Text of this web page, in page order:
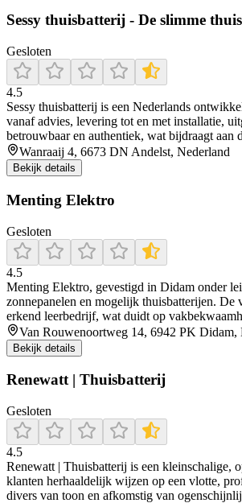
Sessy thuisbatterij - De slimme
Gesloten
4.5
Sessy thuisbatterij is een Nederlands
vanaf advies, levering tot en met installatie,
betrouwbaar en authentiek, wat bijdraagt aan
Wanraaij 4, 6673 DN Andelst, Nederland
Bekijk details
Menting Elektro
Gesloten
4.5
Menting Elektro, gevestigd in Didam onder
zonnepanelen en mogelijk thuisbatterijen.
erkend leerbedrijf, wat duidt op
Van Rouwenoortweg 14, 6942 PK Didam,
Bekijk details
Renewatt | Thuisbatterij
Gesloten
4.5
Renewatt | Thuisbatterij is een kleinschalige,
klanten herhaaldelijk wijzen op een vlotte,
divers van toon en afkomstig van